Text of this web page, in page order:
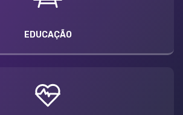
EDUCAÇÃO